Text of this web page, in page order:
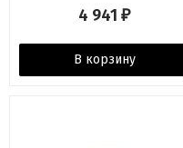
4 941 ₽
В корзину